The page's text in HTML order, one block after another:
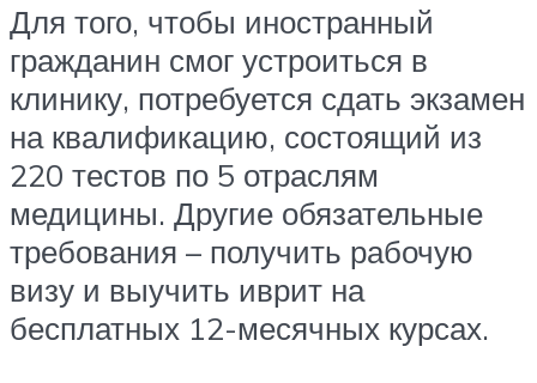
Для того, чтобы иностранный
гражданин смог устроиться в
клинику, потребуется сдать экзамен
на квалификацию, состоящий из
220 тестов по 5 отраслям
медицины. Другие обязательные
требования – получить рабочую
визу и выучить иврит на
бесплатных 12-месячных курсах.